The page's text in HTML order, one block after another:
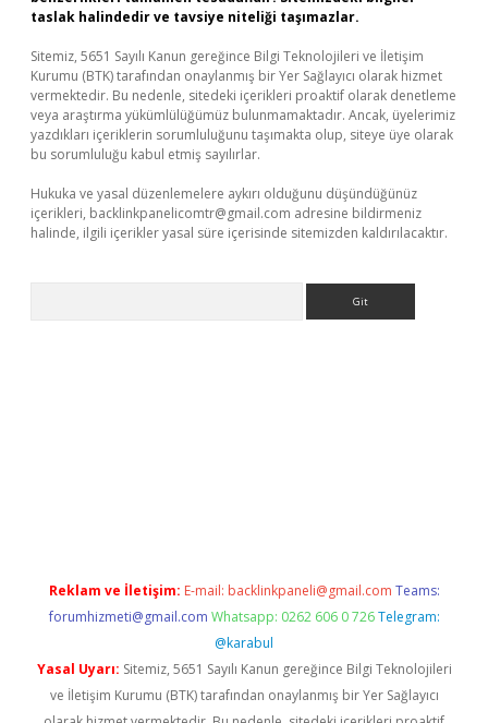
taslak halindedir ve tavsiye niteliği taşımazlar.
Sitemiz, 5651 Sayılı Kanun gereğince Bilgi Teknolojileri ve İletişim
Kurumu (BTK) tarafından onaylanmış bir Yer Sağlayıcı olarak hizmet
vermektedir. Bu nedenle, sitedeki içerikleri proaktif olarak denetleme
veya araştırma yükümlülüğümüz bulunmamaktadır. Ancak, üyelerimiz
yazdıkları içeriklerin sorumluluğunu taşımakta olup, siteye üye olarak
bu sorumluluğu kabul etmiş sayılırlar.
Hukuka ve yasal düzenlemelere aykırı olduğunu düşündüğünüz
içerikleri, backlinkpanelicomtr@gmail.com adresine bildirmeniz
halinde, ilgili içerikler yasal süre içerisinde sitemizden kaldırılacaktır.
Reklam ve İletişim: E-mail: backlinkpaneli@gmail.com Teams:
forumhizmeti@gmail.com Whatsapp: 0262 606 0 726 Telegram:
@karabul
Yasal Uyarı: Sitemiz, 5651 Sayılı Kanun gereğince Bilgi Teknolojileri
ve İletişim Kurumu (BTK) tarafından onaylanmış bir Yer Sağlayıcı